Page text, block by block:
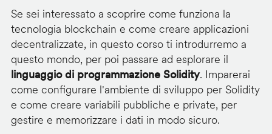
Se sei interessato a scoprire come funziona la
tecnologia blockchain e come creare applicazioni
decentralizzate, in questo corso ti introdurremo a
questo mondo, per poi passare ad esplorare il
linguaggio di programmazione Solidity. Imparerai
come configurare l'ambiente di sviluppo per Solidity
e come creare variabili pubbliche e private, per
gestire e memorizzare i dati in modo sicuro.